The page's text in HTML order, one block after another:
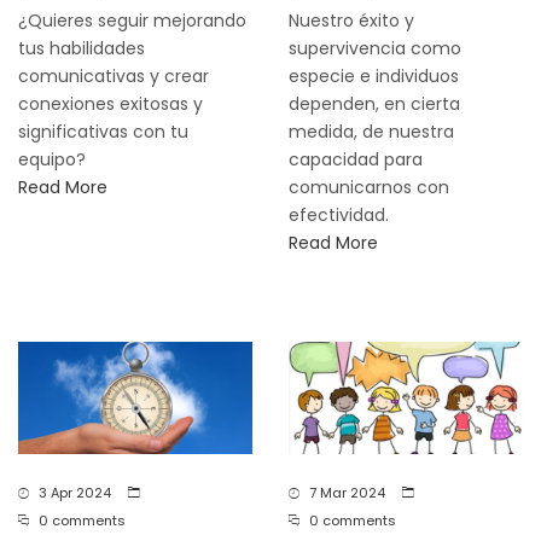
¿Quieres seguir mejorando
tus habilidades
comunicativas y crear
conexiones exitosas y
significativas con tu
equipo?
Read More
Nuestro éxito y
supervivencia como
especie e individuos
dependen, en cierta
medida, de nuestra
capacidad para
comunicarnos con
efectividad.
Read More
3 Apr 2024
0 comments
7 Mar 2024
0 comments